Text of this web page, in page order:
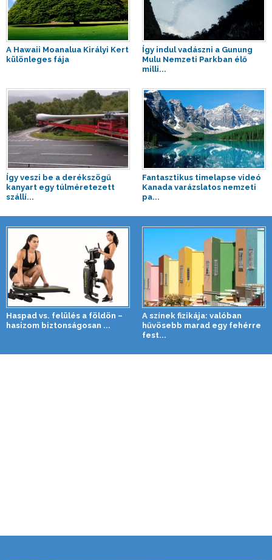
A Hawaii Moanalua Királyi Kert
különleges fája
Így indul vadászni a Gunung
Mulu Nemzeti Parkban élő
milli...
Így veszi be a derékszögű
kanyart egy túlméretezett
szállí...
Fantasztikus timelapse videó
Kanada varázslatos nemzeti
pa...
Haspad vs. felülés a földön –
hasizom biztonságosan ...
A színek fizikája: valóban
hűvösebb marad egy fehérre
fest...